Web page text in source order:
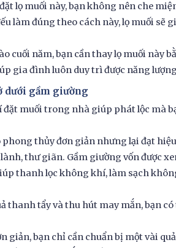
lọ muối này, bạn không nên che
làm đúng theo cách này, lọ muối
cuối năm, bạn cần thay lọ muối này
gia đình luôn duy trì được năng
dưới gầm giường
muối trong nhà giúp phát lộc mà
thủy đơn giản nhưng lại đạt
thư giãn. Gầm giường vốn được
thanh lọc không khí, làm sạch
thanh tẩy và thu hút may mắn, bạn
giản, bạn chỉ cần chuẩn bị một vài